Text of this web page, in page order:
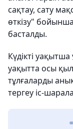
сақтау, сату
өткізу" бойынша
басталды.
Күдікті
уақытта осы
тұлғаларды
тергеу іс-